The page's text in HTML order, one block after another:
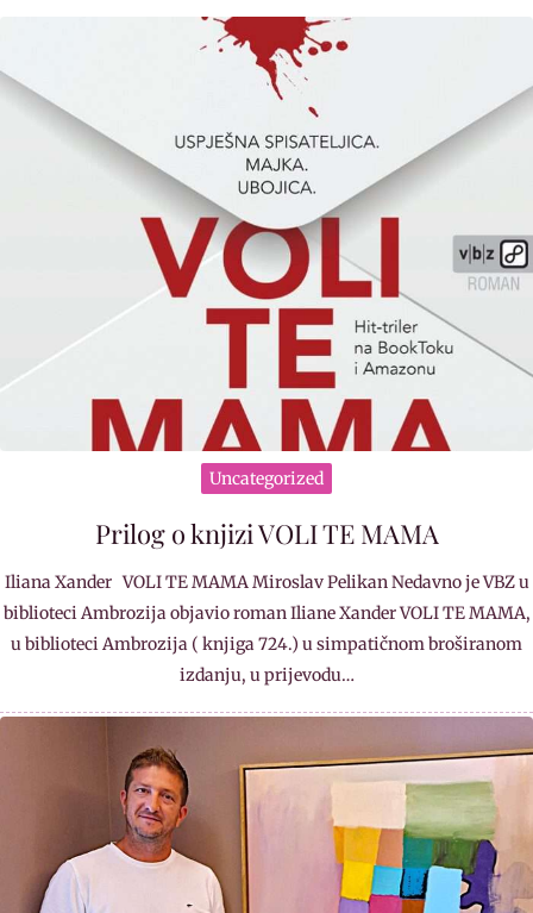
Uncategorized
Prilog o knjizi VOLI TE MAMA
Iliana Xander VOLI TE MAMA Miroslav Pelikan Nedavno je VBZ u
biblioteci Ambrozija objavio roman Iliane Xander VOLI TE MAMA,
u biblioteci Ambrozija ( knjiga 724.) u simpatičnom broširanom
izdanju, u prijevodu…